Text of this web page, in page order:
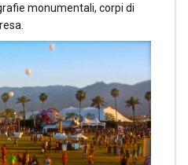
monumentali, corpi di